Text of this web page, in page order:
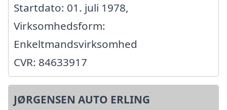
Startdato: 01. juli 1978,
Virksomhedsform:
Enkeltmandsvirksomhed
CVR: 84633917
JØRGENSEN AUTO ERLING